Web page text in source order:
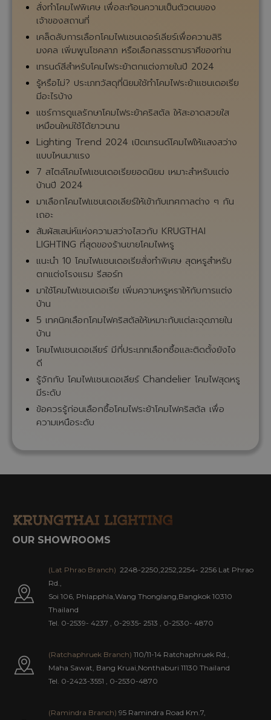
สั่งทำโคมไฟพิเศษ เพื่อสะท้อนความเป็นตัวตนของ
เจ้าของสถานที่
เคล็ดลับการเลือกโคมไฟแชนเดอร์เลียร์เพื่อความสิริ
มงคล เพิ่มพูนโชคลาภ หรือเลือกสรรตามราศีของท่าน
เทรนด์สีสำหรับโคมไฟระย้าตกแต่งภายในปี 2024
รู้หรือไม่? ประเภทวัสดุที่นิยมใช้ทำโคมไฟระย้าแชนเดอเรีย
มีอะไรบ้าง
แชร์การดูแลรักษาโคมไฟระย้าคริสตัล ให้สะอาดสวยใส
เหมือนใหม่ใช้ได้ยาวนาน
Lighting Trend 2024 เปิดเทรนด์โคมไฟให้แสงสว่าง
แบบไหนมาแรง
7 สไตล์โคมไฟแชนเดอเรียยอดนิยม เหมาะสำหรับแต่ง
บ้านปี 2024
มาเลือกโคมไฟแชนเดอเลียร์ให้เข้ากับเทศกาลต่าง ๆ กัน
เถอะ
สัมผัสเสน่ห์แห่งความสว่างไสวกับ KRUGTHAI
LIGHTING ที่สุดของร้านขายโคมไฟหรู
แนะนำ 10 โคมไฟแชนเดอเรียสั่งทำพิเศษ สุดหรูสำหรับ
ตกแต่งโรงแรม รีสอร์ท
มาใช้โคมไฟแชนเดอเรีย เพิ่มความหรูหราให้กับการแต่ง
บ้าน
5 เทคนิคเลือกโคมไฟคริสตัลให้เหมาะกับแต่ละจุดภายใน
บ้าน
โคมไฟแชนเดอเลียร์ มีกี่ประเภทเลือกซื้อและติดตั้งยังไง
ดี
รู้จักกับ โคมไฟแชนเดอเลียร์ Chandelier โคมไฟสุดหรู
มีระดับ
ข้อควรรู้ก่อนเลือกซื้อโคมไฟระย้าโคมไฟคริสตัล เพื่อ
ความเหนือระดับ
OUR SHOWROOMS
(Lat Phrao Branch) 2248-2250,2252,2254- 2256 Lat Phrao
Rd.,
Soi 106, Phlapphla,Wang Thonglang,Bangkok 10310
Thailand
Tel. 0-2539- 4237
0-2935- 2513 0-2530- 4870
(Ratchaphruek Branch) 110/11-14 Ratchaphruek Rd.,
Maha Sawat, Bang Kruai,Nonthaburi 11130 Thailand
Tel. 0-2423-3551
0-2530-4870
(Ramindra Branch) 95 Ramindra Road Km.7,